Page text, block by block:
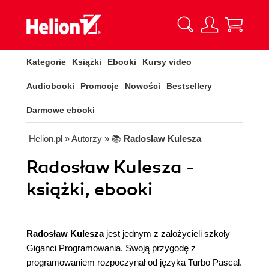
Kategorie Książki Ebooki Kursy video
Audiobooki Promocje Nowości Bestsellery
Darmowe ebooki
Helion.pl » Autorzy » 📚 Radosław Kulesza
Radosław Kulesza -
książki, ebooki
Radosław Kuleszajest jednym z założycieli szkoły
Giganci Programowania. Swoją przygodę z
programowaniem rozpoczynał od języka Turbo Pascal.